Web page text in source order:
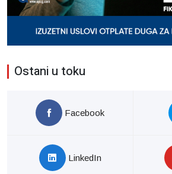
Ostani u toku
Facebook
LinkedIn